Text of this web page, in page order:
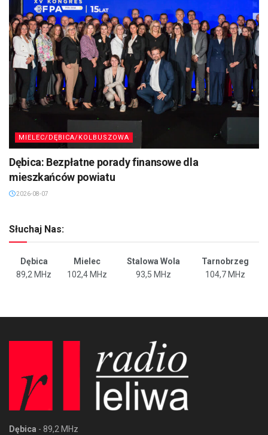
MIELEC/DĘBICA/KOLBUSZOWA
Dębica: Bezpłatne porady finansowe dla
mieszkańców powiatu
2026-08-07
Słuchaj Nas:
Dębica Mielec Stalowa Wola
Tarnobrzeg
89,2 MHz
102,4 MHz 93,5 MHz 104,7 MHz
Dębica - 89,2 MHz